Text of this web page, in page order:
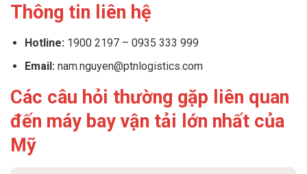
Thông tin liên hệ
Hotline: 1900 2197 – 0935 333 999
Email:nam.nguyen@ptnlogistics.com
Các câu hỏi thường gặp liên quan
đến máy bay vận tải lớn nhất của
Mỹ